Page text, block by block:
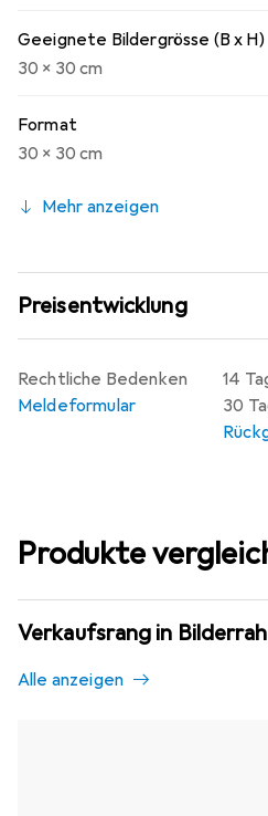
Geeignete Bildergrösse (B x H)
30 x 30 cm
Format
30 x 30 cm
Mehr anzeigen
Preisentwicklung
14
30
Rechtliche Bedenken
Meldeformular
Produkte
Verkaufsrang in
Alle anzeigen